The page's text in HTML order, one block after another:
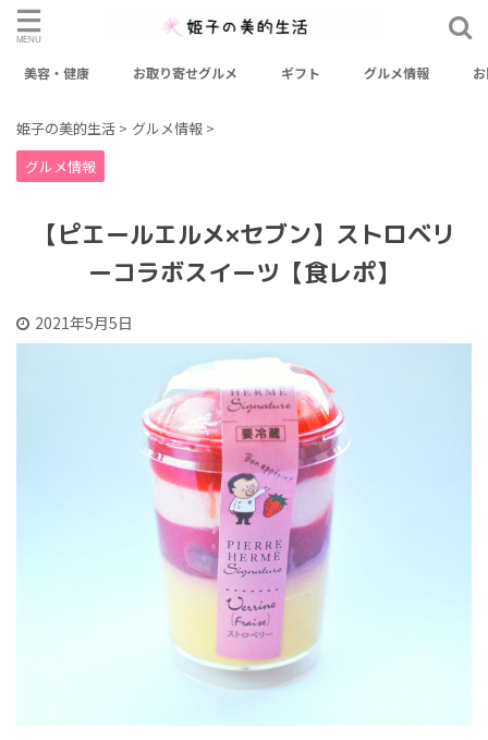
検索
カテゴリー
美容・健康
美容・健康 お取り寄せグルメ ギフト グルメ情報
姫子の美的生活 > グルメ情報 >
グルメ情報
【ピエールエルメ×セブン】ストロベリ
ーコラボスイーツ【食レポ】
2021年5月5日